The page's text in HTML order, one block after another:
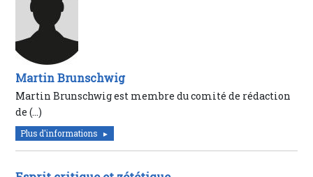
Martin Brunschwig
Martin Brunschwig est membre du comité de rédaction
de (…)
Plus d'informations